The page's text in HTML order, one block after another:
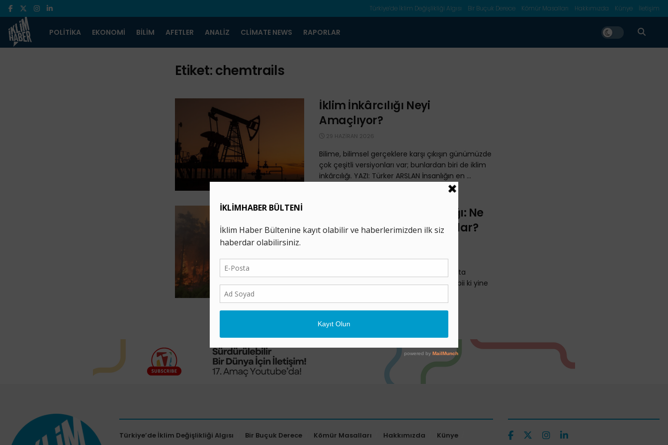
Türkiye’de İklim Değişlikliği Algısı Bir Buçuk Derece Kömür Masalları Hakkımızda Künye İletişim
POLITIKA EKONOMI BILIM AFETLER ANALIZ CLIMATE NEWS RAPORLAR
Etiket:chemtrails
İklim İnkârcılığı Neyi
Amaçlıyor?
29 HAZIRAN 2026
Bilime, bilimsel gerçeklere karşı çıkışın günümüzde
çok çeşitli versiyonları var; bunlardan biri de iklim
inkârcılığı. YAZI: Türker ARSLAN İnsanlığın en ...
Türkiye’de İklim İnkarcılığı: Ne
Söylüyor, Ne Talep Ediyorlar?
Gerçeklikle alakası olmayan teoriler
makyajlanarak tekrar ve tekrar her fırsatta
dolaşıma sokuluyor. Bu döngüye karşı tabii ki yine
Türkiye’de İklim Değişlikliği Algısı Bir Buçuk Derece Kömür Masalları Hakkımızda Künye